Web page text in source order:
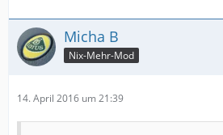
Micha B
Nix-Mehr-Mod
14. April 2016 um 21:39